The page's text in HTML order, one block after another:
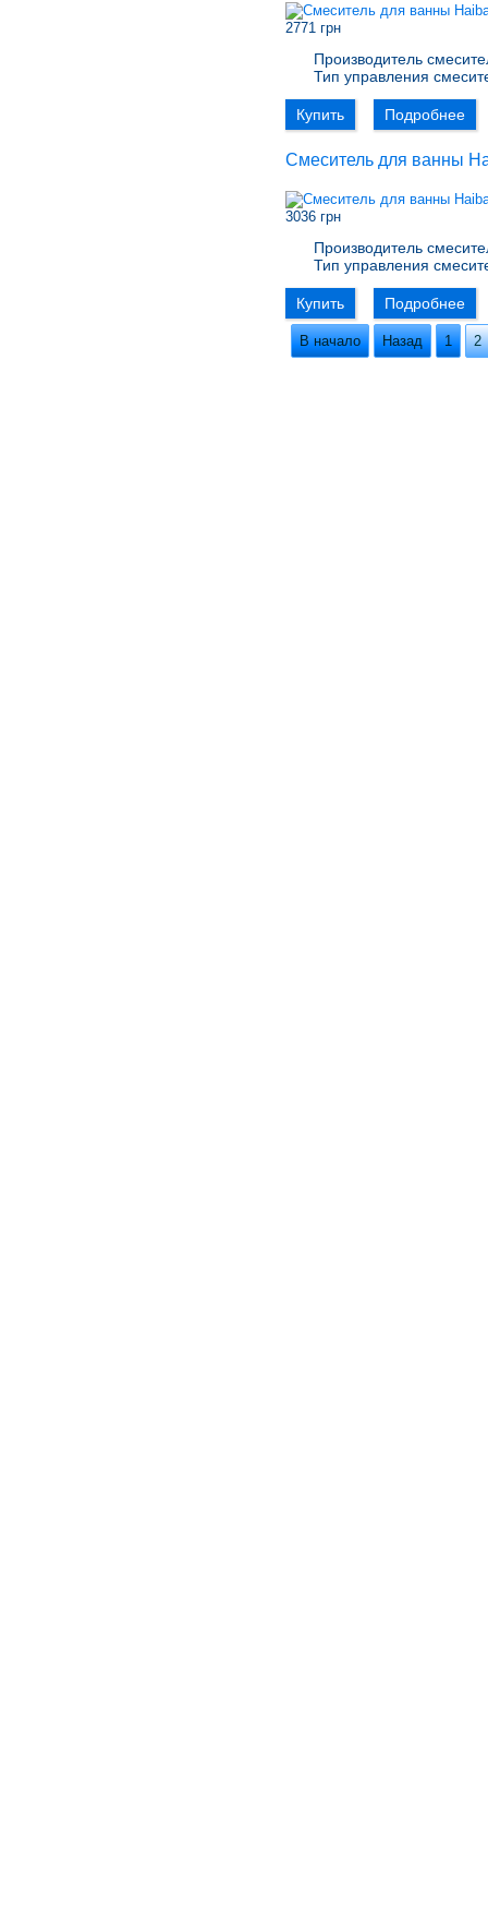
2771 грн
Производитель
Тип управления
Купить Подробнее
Смеситель для ванны
3036 грн
Производитель
Тип управления
Купить Подробнее
В начало Назад 1 2